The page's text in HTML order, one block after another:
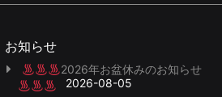
お知らせ
2026年お盆休みのお知らせ
2026-08-05